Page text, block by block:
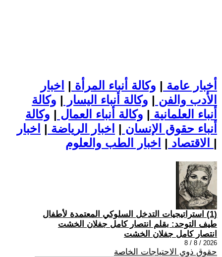
أخبار عامة | وكالة أنباء المرأة | اخبار
الأدب والفن | وكالة أنباء اليسار | وكالة
أنباء العلمانية | وكالة أنباء العمال | وكالة
أنباء حقوق الإنسان | اخبار الرياضة | اخبار
الاقتصاد | |
(1) استراتيجيات التدخل السلوكي المعتمدة لأطفال
طيف التوحد: بقلم انتصار كامل جفلان الخشت
انتصار كامل جفلان الخشت
2026 / 8 / 8
حقوق ذوي الاحتياجات الخاصة